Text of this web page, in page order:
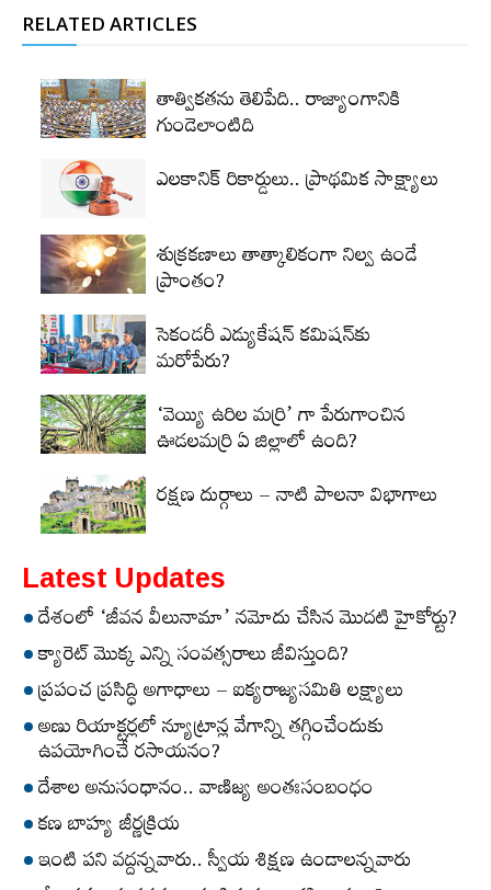
RELATED ARTICLES
తాత్వికతను తెలిపేది.. రాజ్యాంగానికి
గుండెలాంటిది
ఎలకానిక్‌ రికార్డులు.. ప్రాథమిక సాక్ష్యాలు
శుక్రకణాలు తాత్కాలికంగా నిల్వ ఉండే
ప్రాంతం?
సెకండరీ ఎడ్యుకేషన్‌ కమిషన్‌కు
మరోపేరు?
‘వెయ్యి ఉరిల మర్రి’ గా పేరుగాంచిన
ఊడలమర్రి ఏ జిల్లాలో ఉంది?
రక్షణ దుర్గాలు – నాటి పాలనా విభాగాలు
Latest Updates
దేశంలో ‘జీవన వీలునామా’ నమోదు చేసిన మొదటి హైకోర్టు?
క్యారెట్‌ మొక్క ఎన్ని సంవత్సరాలు జీవిస్తుంది?
ప్రపంచ ప్రసిద్ధి అగాధాలు – ఐక్యరాజ్యసమితి లక్ష్యాలు
అణు రియాక్టర్లలో న్యూట్రాన్ల వేగాన్ని తగ్గించేందుకు
ఉపయోగించే రసాయనం?
దేశాల అనుసంధానం.. వాణిజ్య అంతఃసంబంధం
కణ బాహ్య జీర్ణక్రియ
ఇంటి పని వద్దన్నవారు.. స్వీయ శిక్షణ ఉండాలన్నవారు